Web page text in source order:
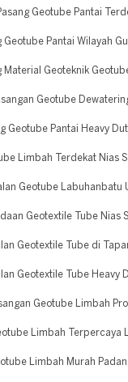
Geotube Pantai
Pantai Wilayah
Geoteknik
Geotube
Geotube Pantai Heavy
Limbah Terdekat Nias
Geotube Labuhanbatu
Geotextile Tube Nias
Geotextile Tube di
Geotextile Tube Heavy
Geotube Limbah
Limbah Terpercaya
Limbah Murah